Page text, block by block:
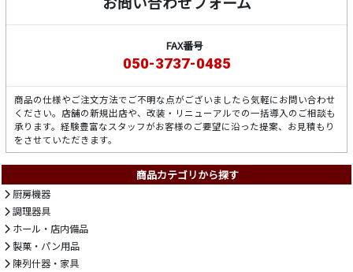
FAX番号
050-3737-0485
商品の仕様やご注文方法でご不明な点がございましたら気軽にお問い合わせ
ください。店舗の新規出店や、改装・リニューアルでの一括導入のご相談も
承ります。経験豊富なスタッフがお客様のご要望に沿った提案、お見積もり
をさせていただきます。
商品カテゴリから探す
厨房機器
調理器具
ホール・店内備品
製菓・パン用品
陳列什器・家具